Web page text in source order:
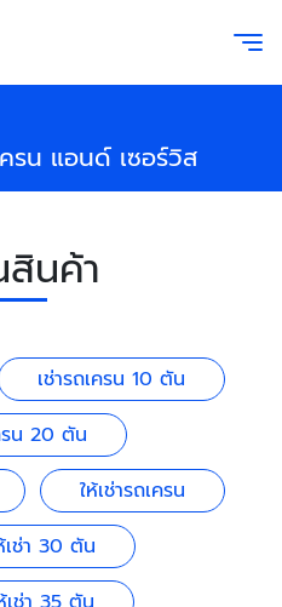
ครน แอนด์ เซอร์วิส
นค้า
เช่ารถเครน 10 ตัน
รน 20 ตัน
ให้เช่ารถเครน
เช่า 30 ตัน